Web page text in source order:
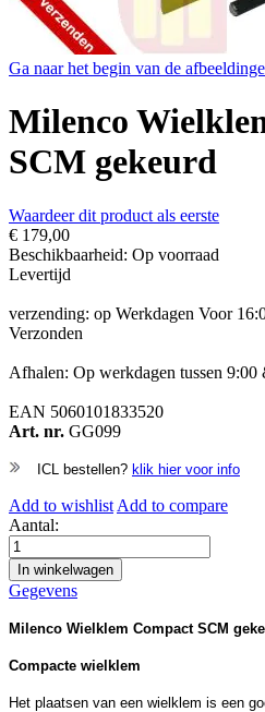
Ga naar het begin van de
Milenco
SCM gekeurd
Waardeer dit product als eerste
€ 179,00
Beschikbaarheid: Op voorraad
Levertijd
verzending: op Werkdagen Voor
Verzonden
Afhalen: Op werkdagen tussen 9:00
EAN 5060101833520
Art. nr. GG099
ICL bestellen? klik hier voor info
Add to wishlist Add to compare
Aantal:
In winkelwagen
Gegevens
Milenco Wielklem Compact SCM
Compacte wielklem
Het plaatsen van een wielklem is een